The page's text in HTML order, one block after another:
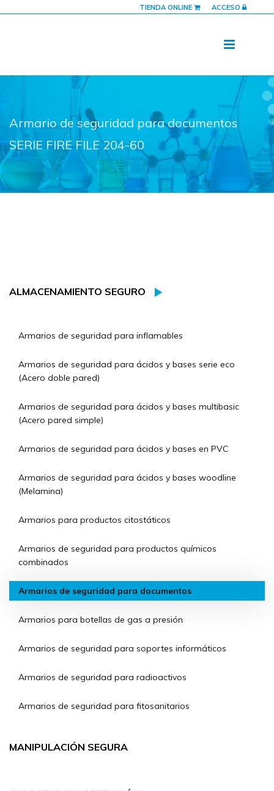
TIENDA ONLINE ACCESO
Armario de seguridad para documentos
SERIE FIRE FILE 204-60
ALMACENAMIENTO SEGURO
Armarios de seguridad para inflamables
Armarios de seguridad para ácidos y bases serie eco
(Acero doble pared)
Armarios de seguridad para ácidos y bases multibasic
(Acero pared simple)
Armarios de seguridad para ácidos y bases en PVC
Armarios de seguridad para ácidos y bases woodline
(Melamina)
Armarios para productos citostáticos
Armarios de seguridad para productos químicos
combinados
Armarios de seguridad para documentos
Armarios para botellas de gas a presión
Armarios de seguridad para soportes informáticos
Armarios de seguridad para radioactivos
Armarios de seguridad para fitosanitarios
MANIPULACIÓN SEGURA